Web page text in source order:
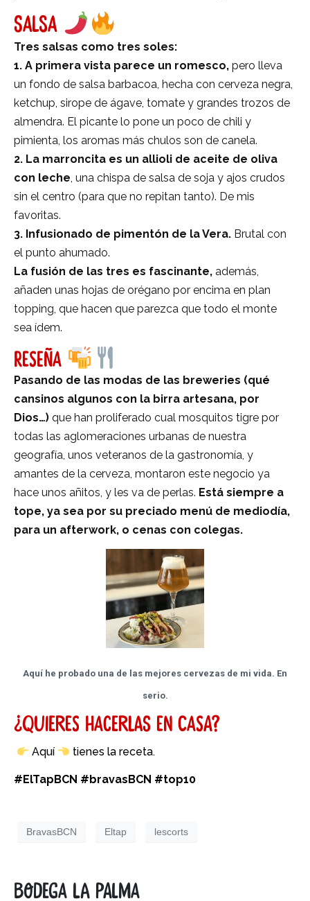
SALSA
Tres salsas como tres soles:
1. A primera vista parece un romesco, pero lleva
un fondo de salsa barbacoa, hecha con cerveza negra,
ketchup, sirope de ágave, tomate y grandes trozos de
almendra. El picante lo pone un poco de chili y
pimienta, los aromas más chulos son de canela.
2. La marroncita es un allioli de aceite de oliva
con leche , una chispa de salsa de soja y ajos crudos
sin el centro (para que no repitan tanto). De mis
favoritas.
3. Infusionado de pimentón de la Vera. Brutal con
el punto ahumado.
La fusión de las tres es fascinante, además,
añaden unas hojas de orégano por encima en plan
topping, que hacen que parezca que todo el monte
sea ídem.
RESEÑA
Pasando de las modas de las breweries (qué
cansinos algunos con la birra artesana, por
Dios…) que han proliferado cual mosquitos tigre por
todas las aglomeraciones urbanas de nuestra
geografía, unos veteranos de la gastronomía, y
amantes de la cerveza, montaron este negocio ya
hace unos añitos, y les va de perlas. Está siempre a
tope, ya sea por su preciado menú de mediodía,
para un afterwork, o cenas con colegas.
Aquí he probado una de las mejores cervezas de mi vida. En
serio.
¿Quieres hacerlas en casa?
Aquí tienes la receta.
#ElTapBCN #bravasBCN #top10
BravasBCN Eltap lescorts
Bodega la Palma